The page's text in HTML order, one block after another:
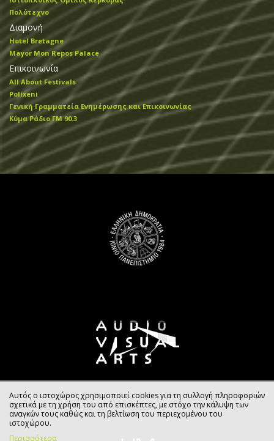
Πολύτεχνο
Διαμονή
Hotel Bretagne
Mayor Mon Repos Palace
Επικοινωνία
All About Festivals
Polixeni
Γενική Γραμματεία Ενημέρωσης και Επικοινωνίας
Κύμα Ράδιο FM 90.3
Αυτός ο ιστοχώρος χρησιμοποιεί cookies για τη συλλογή πληροφοριών
σχετικά με τη χρήση του από επισκέπτες, με στόχο την κάλυψη των
αναγκών τους καθώς και τη βελτίωση του περιεχομένου του
ιστοχώρου.
Περισσότερα